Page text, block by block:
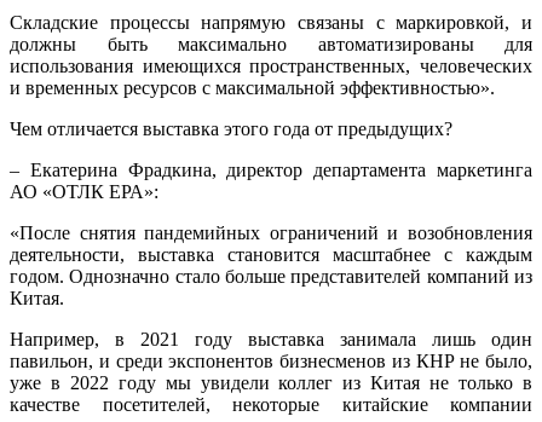
Складские процессы напрямую связаны с маркировкой, и
должны быть максимально автоматизированы для
использования имеющихся пространственных, человеческих
и временных ресурсов с максимальной эффективностью».
Чем отличается выставка этого года от предыдущих?
– Екатерина Фрадкина, директор департамента маркетинга
АО «ОТЛК ЕРА»:
«После снятия пандемийных ограничений и возобновления
деятельности, выставка становится масштабнее с каждым
годом. Однозначно стало больше представителей компаний из
Китая.
Например, в 2021 году выставка занимала лишь один
павильон, и среди экспонентов бизнесменов из КНР не было,
уже в 2022 году мы увидели коллег из Китая не только в
качестве посетителей, некоторые китайские компании